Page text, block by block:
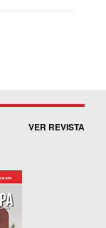
VER REVISTA